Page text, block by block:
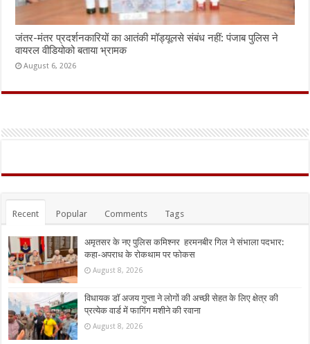
जंतर-मंतर प्रदर्शनकारियों का आतंकी मॉड्यूलसे संबंध नहीं: पंजाब पुलिस ने
वायरल वीडियोको बताया भ्रामक
August 6, 2026
Recent Popular Comments Tags
अमृतसर के नए पुलिस कमिश्नर हरमनबीर गिल ने संभाला पदभार:
कहा-अपराध के रोकथाम पर फोकस
August 8, 2026
विधायक डॉ अजय गुप्ता ने लोगों की अच्छी सेहत के लिए क्षेत्र की
प्रत्येक वार्ड में फागिंग मशीने की रवाना
August 8, 2026